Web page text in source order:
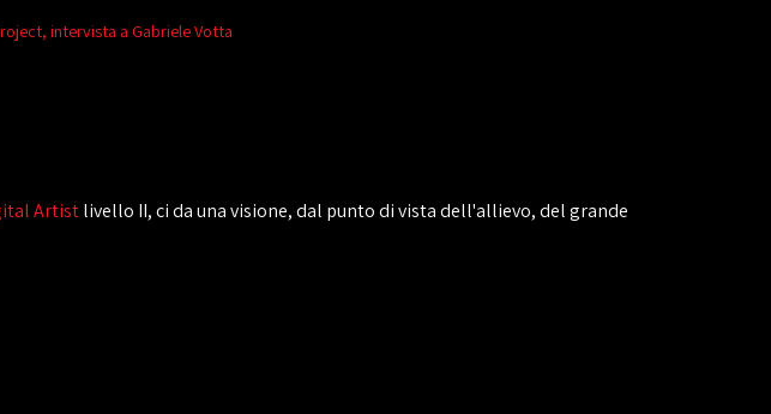
intervista a Gabriele Votta
Artistlivello II, ci da una visione, dal punto di vista dell'allievo, del grande